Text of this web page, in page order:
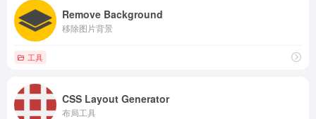
Remove Background
移除图片背景
工具
CSS Layout Generator
布局工具